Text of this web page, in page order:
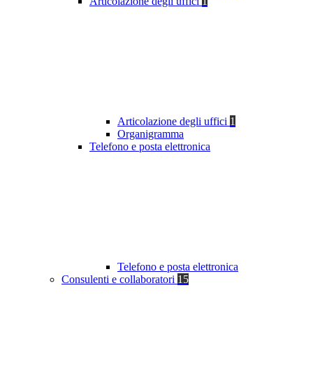
Articolazione degli uffici 1
Organigramma
Telefono e posta elettronica
Telefono e posta elettronica
Consulenti e collaboratori 15